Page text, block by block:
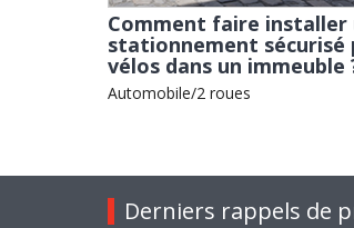
Comment faire installer
stationnement sécurisé
vélos dans un immeuble
Automobile/2 roues
Derniers rappels de